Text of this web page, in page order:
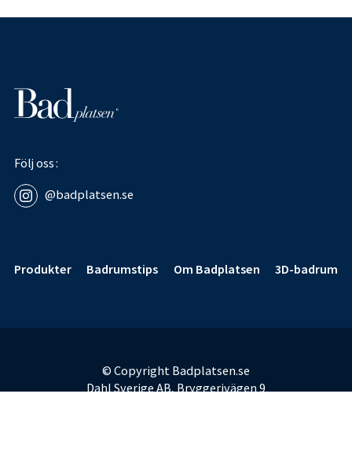
Följ oss
@badplatsen.se
Produkter
Badrumstips Om Badplatsen 3D-badrum
© Copyright Badplatsen.se
Dahl Sverige AB, Bryggerivägen 9